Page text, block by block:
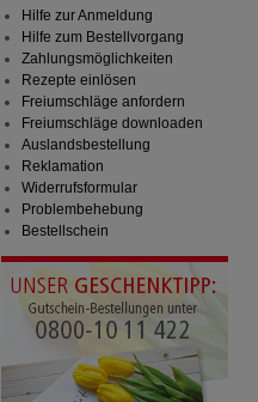
Hilfe zur Anmeldung
Hilfe zum Bestellvorgang
Zahlungsmöglichkeiten
Rezepte einlösen
Freiumschläge anfordern
Freiumschläge downloaden
Auslandsbestellung
Reklamation
Widerrufsformular
Problembehebung
Bestellschein